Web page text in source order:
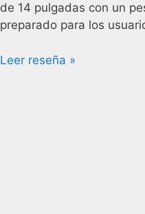
de 14 pulgadas con un
preparado para los
Leer reseña »